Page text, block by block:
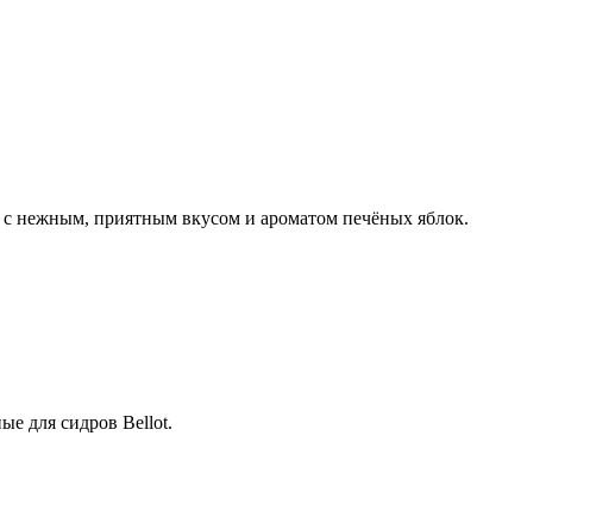
нежным, приятным вкусом и ароматом печёных яблок.
для сидров Bellot.